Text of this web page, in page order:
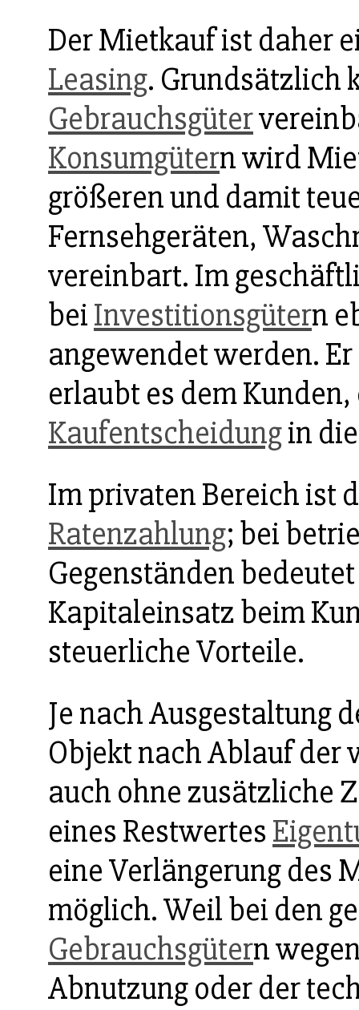
Der Mietkauf ist daher
Leasing. Grundsätzlich
Gebrauchsgüter
Konsumgütern wird
größeren und damit
Fernsehgeräten,
vereinbart. Im
beiInvestitionsgütern
angewendet werden.
erlaubt es dem
Kaufentscheidungin
Im privaten Bereich ist
Ratenzahlung; bei
Gegenständen
Kapitaleinsatz beim
steuerliche Vorteile.
Je nach Ausgestaltung
Objekt nach Ablauf
auch ohne zusätzliche
eines Restwertes
eine Verlängerung des
möglich. Weil bei den
Gebrauchsgütern
Abnutzung oder der